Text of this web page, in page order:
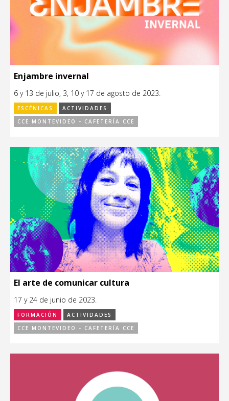
Enjambre invernal
6 y 13 de julio, 3, 10 y 17 de agosto de 2023.
ESCÉNICAS
ACTIVIDADES
CCE MONTEVIDEO - CAFETERÍA CCE
El arte de comunicar cultura
17 y 24 de junio de 2023.
FORMACIÓN
ACTIVIDADES
CCE MONTEVIDEO - CAFETERÍA CCE